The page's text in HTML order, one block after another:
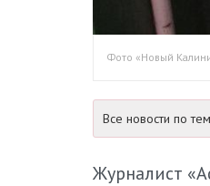
Фото «Новый
Все новости по
Журналист